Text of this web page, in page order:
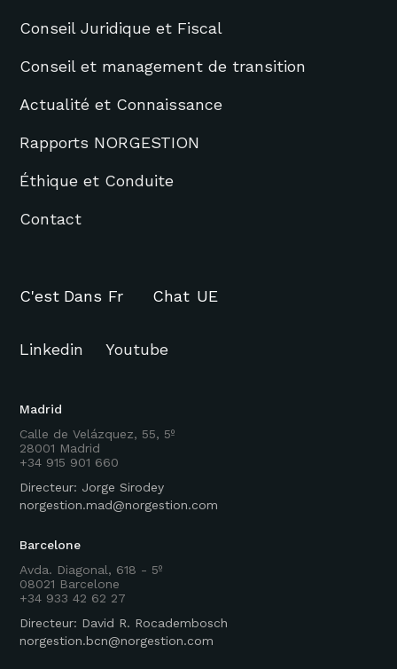
Conseil Juridique et Fiscal
Conseil et management de transition
Actualité et Connaissance
Rapports NORGESTION
Éthique et Conduite
Contact
Madrid
Calle de Velázquez, 55, 5º
28001 Madrid
+34 915 901 660
Directeur: Jorge Sirodey
norgestion.mad@norgestion.com
Barcelone
Avda. Diagonal, 618 - 5º
08021 Barcelone
+34 933 42 62 27
Directeur: David R. Rocadembosch
norgestion.bcn@norgestion.com
C'est Dans Fr Chat UE
Linkedin Youtube